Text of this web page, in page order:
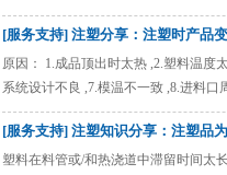
[服务支持] 注塑分享：注塑时产品
原因： 1.成品顶出时太热 ,2.塑料温度
系统设计不良 ,7.模温不一致 ,8.进料口
[服务支持] 注塑知识分享：注塑品
塑料在料管或/和热浇道中滞留时间太